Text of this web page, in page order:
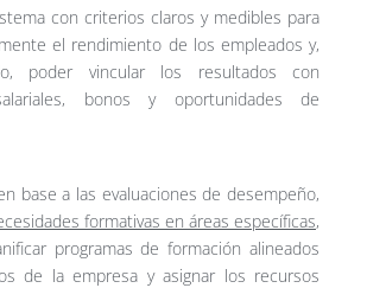
con criterios claros y medibles para
el rendimiento de los empleados y,
poder vincular los resultados con
bonos y oportunidades de
base a las evaluaciones de desempeño,
formativas en áreas específicas,
programas de formación alineados
de la empresa y asignar los recursos